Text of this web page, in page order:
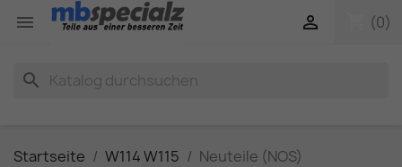
 (0)

search
Startseite W114 W115 Neuteile (NOS)